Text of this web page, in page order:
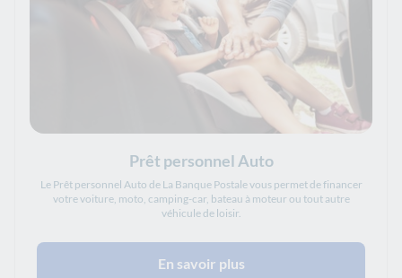
Prêt personnel Auto
Le Prêt personnel Auto de La Banque Postale vous permet de financer
votre voiture, moto, camping-car, bateau à moteur ou tout autre
véhicule de loisir.
En savoir plus